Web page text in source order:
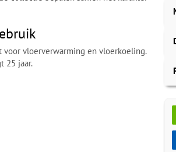
vloerverwarming en vloerkoeling.
25 jaar.